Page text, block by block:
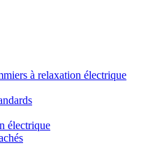
à relaxation électrique
électrique